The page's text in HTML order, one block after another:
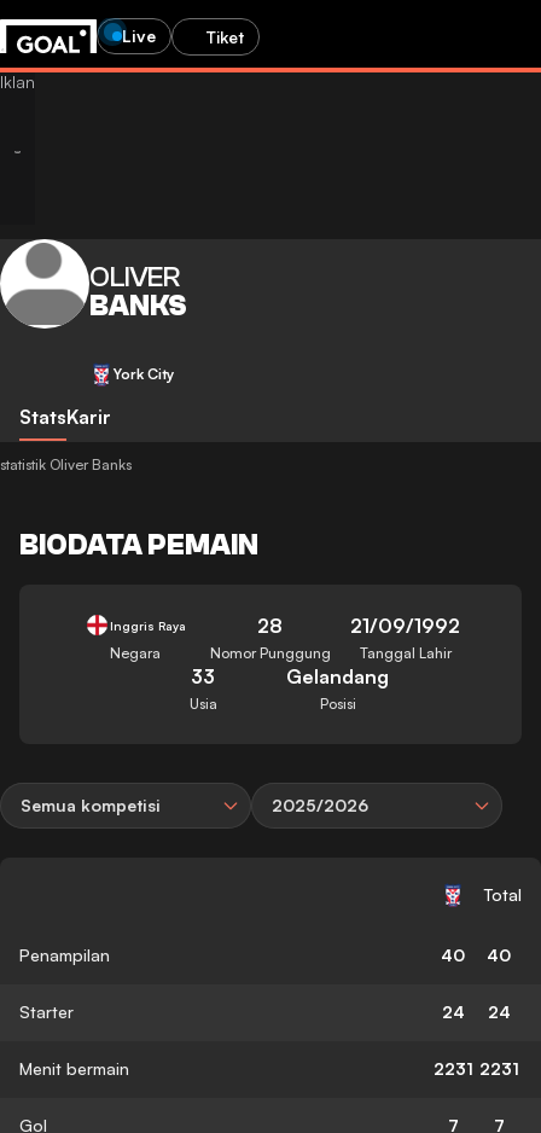
Live Tiket
OLIVER
BANKS
York City
StatsKarir
statistik Oliver Banks
BIODATA PEMAIN
Inggris Raya
Negara
28
Nomor Punggung
21/09/1992
Tanggal Lahir
33
Usia
Gelandang
Posisi
Semua kompetisi 2025/2026
Total
Penampilan 40 40
Starter 24 24
Menit bermain 2231 2231
Gol 7 7